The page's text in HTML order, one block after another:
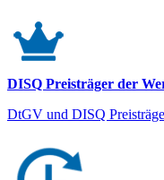
DISQ Preisträger der
DtGV und DISQ